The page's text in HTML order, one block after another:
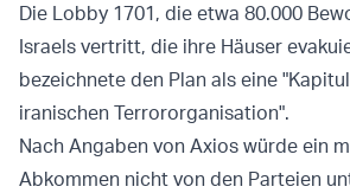
Die Lobby 1701, die etwa 80.000
Israels vertritt, die ihre Häuser
bezeichnete den Plan als eine
iranischen Terrororganisation".
Nach Angaben von Axios würde ein
Abkommen nicht von den Parteien